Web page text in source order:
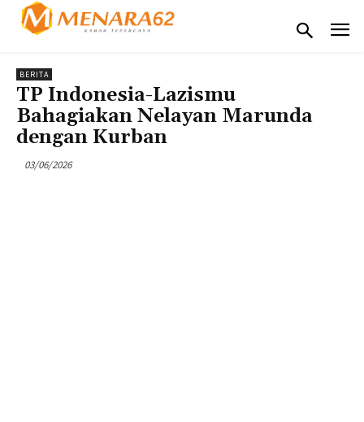
BERITA
TP Indonesia-Lazismu
Bahagiakan Nelayan Marunda
dengan Kurban
03/06/2026